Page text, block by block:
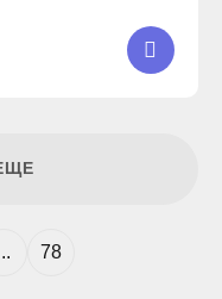
территории
78